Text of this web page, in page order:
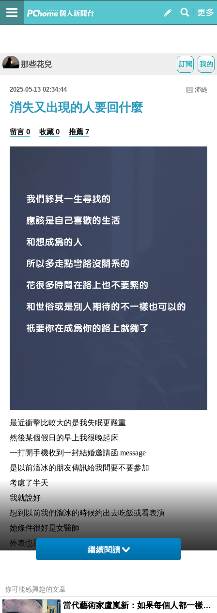
我的
訂閱
那些花兒
2025-05-13 02:34:44 沛緹
消失又出現的人要回什麼
留言 0 收藏 0 推薦 7
最近衝擊比較大的是我失眠更嚴重
然後某個假日的早上我很晚起床
一打開手機收到一封結婚邀請函 message
是以前溜冰的朋友傳訊給我問要不要參加
考慮了半天
我就說好
想到以前我們溜冰的時候約出去吃飯或看表演
她條件很好是女醫師
外表也長的不錯很活潑
可惜情路不順
之後我沒有繼續溜冰
頂多只能在臉書看她的近況
繼續閱讀
你可能感興趣的文章
當代藝術家盧嵐新：如果每個人都一樣，這世界該有多無聊？